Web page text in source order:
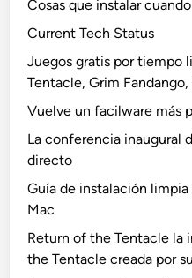
Cosas que instalar
Current Tech Status
Juegos gratis por tiempo
Tentacle, Grim
Vuelve un facilware más
La conferencia inaugural
directo
Guía de instalación
Mac
Return of the Tentacle la
the Tentacle creada por